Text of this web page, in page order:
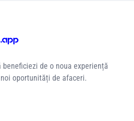
de o noua experiență
oportunități de afaceri.